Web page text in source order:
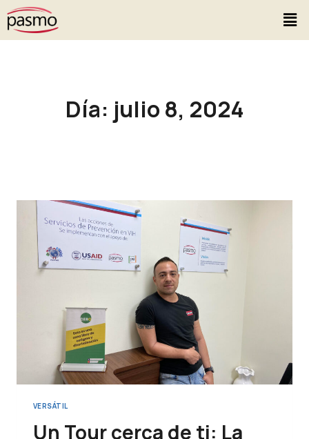
Día: julio 8, 2024
VERSÁTIL
Un Tour cerca de ti: La